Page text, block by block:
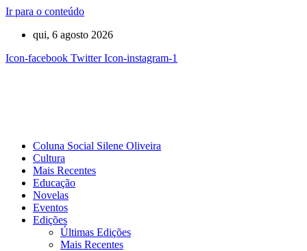
Ir para o conteúdo
qui, 6 agosto 2026
Icon-facebook Twitter Icon-instagram-1
Coluna Social Silene Oliveira
Cultura
Mais Recentes
Educação
Novelas
Eventos
Edições
Últimas Edições
Mais Recentes